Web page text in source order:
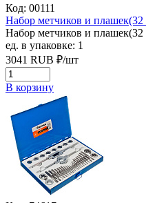
Код: 00111
Набор метчиков и
Набор метчиков и
ед. в упаковке: 1
3041 RUB ₽/шт
В корзину